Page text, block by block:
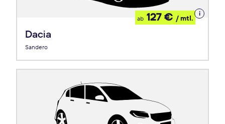
Dacia
Sandero
ab 127 € / mtl.
Details
zum